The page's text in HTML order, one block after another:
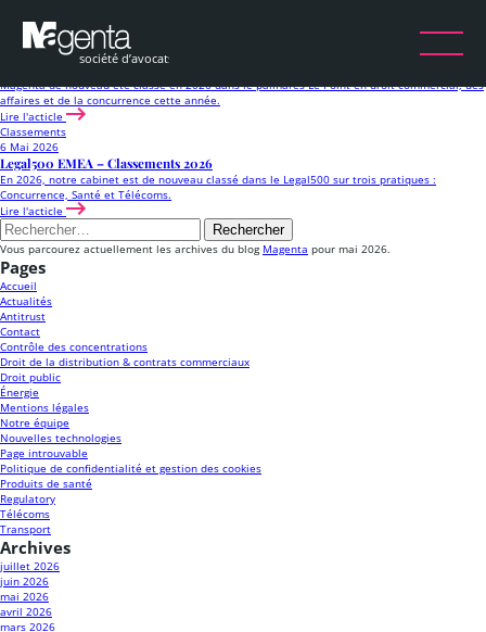
Mois :
Classements
6 Mai 2026
Palmarès des Avocats Le Point Statista 2026
Magenta de nouveau été classé en 2026 dans le palmarès Le Point en droit commercial, des
affaires et de la concurrence cette année.
Lire l'acticle
Classements
6 Mai 2026
Legal500 EMEA – Classements 2026
En 2026, notre cabinet est de nouveau classé dans le Legal500 sur trois pratiques :
Concurrence, Santé et Télécoms.
Lire l'acticle
Rechercher :
Vous parcourez actuellement les archives du blog Magenta pour mai 2026.
Pages
Accueil
Actualités
Antitrust
Contact
Contrôle des concentrations
Droit de la distribution & contrats commerciaux
Droit public
Énergie
Mentions légales
Notre équipe
Nouvelles technologies
Page introuvable
Politique de confidentialité et gestion des cookies
Produits de santé
Regulatory
Télécoms
Transport
Archives
juillet 2026
juin 2026
mai 2026
avril 2026
mars 2026